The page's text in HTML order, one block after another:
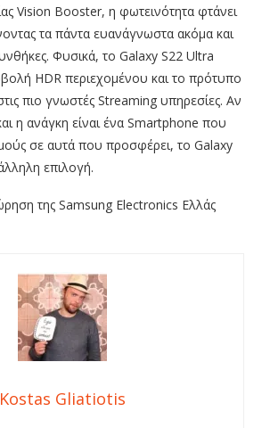
Vision Booster, η φωτεινότητα φτάνει
τα πάντα ευανάγνωστα ακόμα και
Φυσικά, το Galaxy S22 Ultra
HDR περιεχομένου και το πρότυπο
πιο γνωστές Streaming υπηρεσίες. Αν
η ανάγκη είναι ένα Smartphone που
σε αυτά που προσφέρει, το Galaxy
επιλογή.
της Samsung Electronics Ελλάς
Kostas Gliatiotis